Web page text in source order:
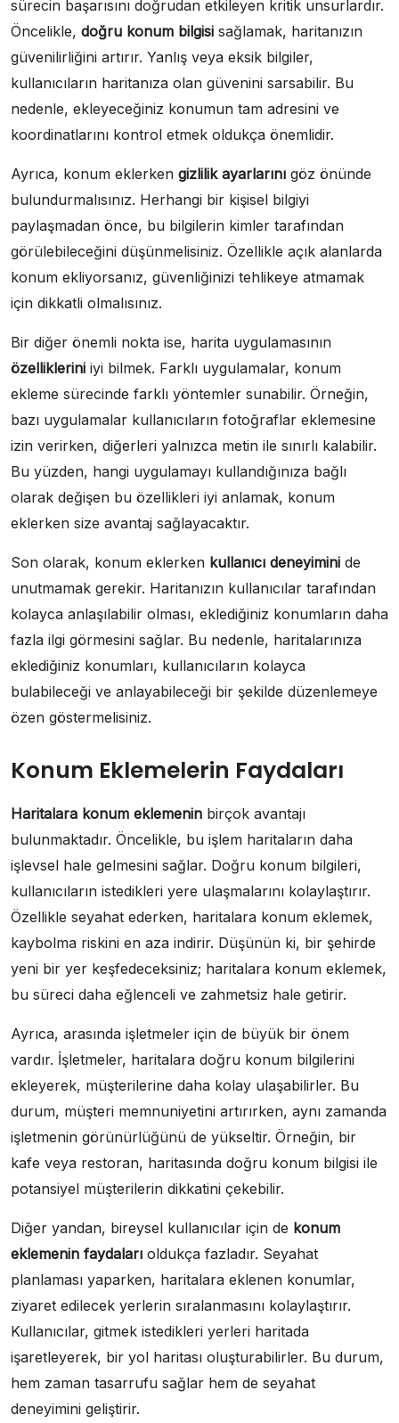
sürecin başarısını doğrudan etkileyen kritik unsurlardır.
Öncelikle, doğru konum bilgisi sağlamak, haritanızın
güvenilirliğini artırır. Yanlış veya eksik bilgiler,
kullanıcıların haritanıza olan güvenini sarsabilir. Bu
nedenle, ekleyeceğiniz konumun tam adresini ve
koordinatlarını kontrol etmek oldukça önemlidir.
Ayrıca, konum eklerken gizlilik ayarlarını göz önünde
bulundurmalısınız. Herhangi bir kişisel bilgiyi
paylaşmadan önce, bu bilgilerin kimler tarafından
görülebileceğini düşünmelisiniz. Özellikle açık alanlarda
konum ekliyorsanız, güvenliğinizi tehlikeye atmamak
için dikkatli olmalısınız.
Bir diğer önemli nokta ise, harita uygulamasının
özelliklerini iyi bilmek. Farklı uygulamalar, konum
ekleme sürecinde farklı yöntemler sunabilir. Örneğin,
bazı uygulamalar kullanıcıların fotoğraflar eklemesine
izin verirken, diğerleri yalnızca metin ile sınırlı kalabilir.
Bu yüzden, hangi uygulamayı kullandığınıza bağlı
olarak değişen bu özellikleri iyi anlamak, konum
eklerken size avantaj sağlayacaktır.
Son olarak, konum eklerken kullanıcı deneyimini de
unutmamak gerekir. Haritanızın kullanıcılar tarafından
kolayca anlaşılabilir olması, eklediğiniz konumların daha
fazla ilgi görmesini sağlar. Bu nedenle, haritalarınıza
eklediğiniz konumları, kullanıcıların kolayca
bulabileceği ve anlayabileceği bir şekilde düzenlemeye
özen göstermelisiniz.
Konum Eklemelerin Faydaları
Haritalara konum eklemenin birçok avantajı
bulunmaktadır. Öncelikle, bu işlem haritaların daha
işlevsel hale gelmesini sağlar. Doğru konum bilgileri,
kullanıcıların istedikleri yere ulaşmalarını kolaylaştırır.
Özellikle seyahat ederken, haritalara konum eklemek,
kaybolma riskini en aza indirir. Düşünün ki, bir şehirde
yeni bir yer keşfedeceksiniz; haritalara konum eklemek,
bu süreci daha eğlenceli ve zahmetsiz hale getirir.
Ayrıca, arasında işletmeler için de büyük bir önem
vardır. İşletmeler, haritalara doğru konum bilgilerini
ekleyerek, müşterilerine daha kolay ulaşabilirler. Bu
durum, müşteri memnuniyetini artırırken, aynı zamanda
işletmenin görünürlüğünü de yükseltir. Örneğin, bir
kafe veya restoran, haritasında doğru konum bilgisi ile
potansiyel müşterilerin dikkatini çekebilir.
Diğer yandan, bireysel kullanıcılar için de konum
eklemenin faydaları oldukça fazladır. Seyahat
planlaması yaparken, haritalara eklenen konumlar,
ziyaret edilecek yerlerin sıralanmasını kolaylaştırır.
Kullanıcılar, gitmek istedikleri yerleri haritada
işaretleyerek, bir yol haritası oluşturabilirler. Bu durum,
hem zaman tasarrufu sağlar hem de seyahat
deneyimini geliştirir.